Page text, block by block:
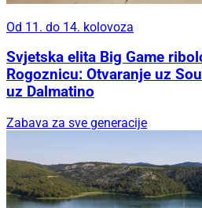
Od 11. do 14. kolovoza
Svjetska elita Big Game
Rogoznicu: Otvaranje uz
uz Dalmatino
Zabava za sve generacije